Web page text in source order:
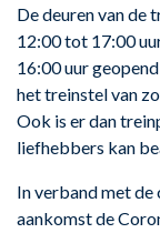
De deuren van de
12:00 tot 17:00
16:00 uur
het treinstel van
Ook is er dan
liefhebbers kan
In verband met
aankomst de